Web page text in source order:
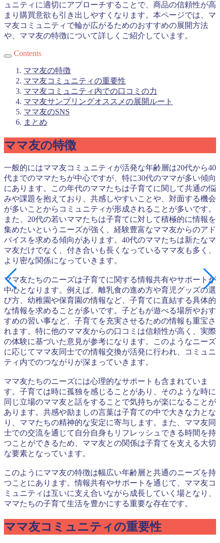
ュニティに適切にアプローチすることで、商品の信頼性が高
まり購買意欲も引き出しやすくなります。本ページでは、マ
マ友コミュニティで輪が広がるためのおすすめの展開方法
や、ママ友の特徴について詳しくご紹介しています。
Contents
ママ友の特徴
ママ友コミュニティの重要性
ママ友コミュニティ内での口コミの力
ママ友サンプリングオススメの展開ルート
ママ友のSNS
まとめ
ママ友の特徴
一般的にはママ友コミュニティが活発な年齢層は20代から40
代までのママたちが中心ですが、特に30代のママが多い傾向
にあります。この年代のママたちは子育てに関して共通の悩
みや課題を抱えており、共感しやすいことや、対面する機会
が多いことからコミュニティが形成されることが多いです。
また、20代の若いママたちは子育てに対して積極的に情報を
集めたいというニーズが強く、経験豊富なママ友からのアド
バイスを求める傾向があります。40代のママたちは新たなマ
マ友だけでなく、付き合いも長くなっているママ友も多く、
より密な関係になっていきます。
ママ友たちのニーズは子育てに関する情報共有やサポートが
中心となります。例えば、離乳食の進め方や育児グッズの選
び方、幼稚園や保育園の情報など、子育てに直結する具体的
な情報を求めることが多いです。子どもが遊べる場所やおす
すめの習い事など、子育てを充実させるための情報も重宝さ
れます。特に他のママ友からの口コミは信頼性が高く、実際
の体験に基づいた意見が参考になります。このようなニーズ
に応じてママ友同士での情報交換が活発に行われ、コミュニ
ティ内でのつながりが深まっていきます。
ママ友たちのニーズには心理的なサポートも含まれていま
す。子育ては時に孤独を感じることがあり、そのような時に
同じ立場のママ友と話をすることで気持ちが楽になることが
あります。共感や励ましの言葉は子育ての中で大きな力とな
り、ママたちの精神的な安定に寄与します。また、ママ友同
士での交流を通じて自分自身もリフレッシュできる時間を持
つことができるため、ママ友との関係は子育てを支える大切
な要素となっています。
このようにママ友の特徴は幅広い年齢層と共通のニーズを持
つことにあります。情報共有やサポートを通じて、ママ友コ
ミュニティは互いに支え合いながら成長していく場となり、
ママたちの子育て生活を豊かにする重要な存在です。
ママ友コミュニティの重要性